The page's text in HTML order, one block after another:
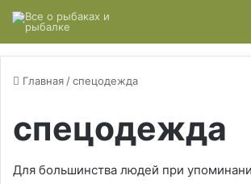
Главная /спецодежда
спецодежда
Для большинства людей при